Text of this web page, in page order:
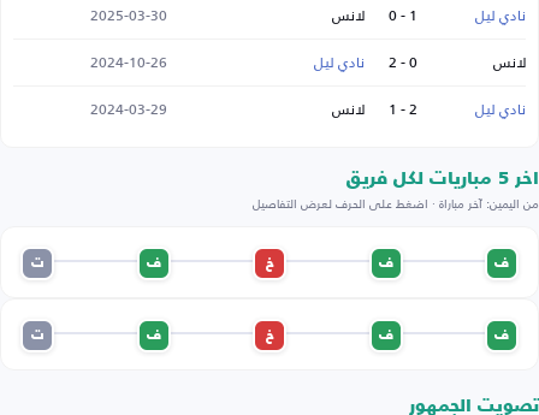
نادي ليل
1 - 0 لانس
2025-03-30
لانس
0 - 2 نادي ليل
2024-10-26
نادي ليل
2 - 1 لانس 2024-03-29
اخر 5 مباريات لكل فريق
من اليمين: آخر مباراة · اضغط على الحرف لعرض التفاصيل
ف ف خ ف ت
ف ف خ ف ت
تصويت الجمهور